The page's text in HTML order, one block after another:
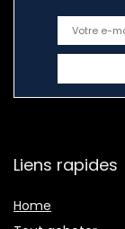
Liens rapides
Home